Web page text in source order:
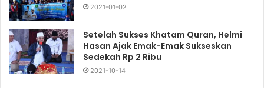
2021-01-02
Setelah Sukses Khatam Quran, Helmi
Hasan Ajak Emak-Emak Sukseskan
Sedekah Rp 2 Ribu
2021-10-14